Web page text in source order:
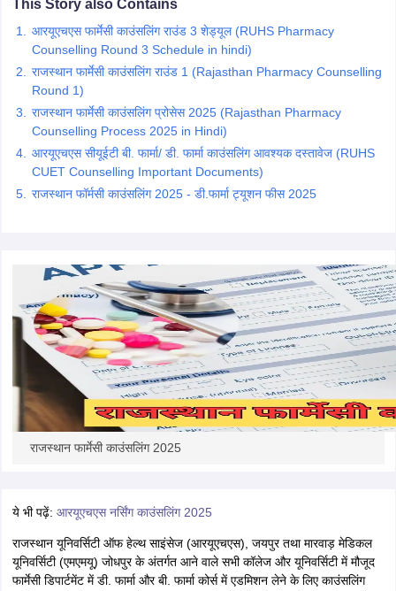
This Story also Contains
आरयूएचएस फार्मेसी काउंसलिंग राउंड 3 शेड्यूल (RUHS Pharmacy
Counselling Round 3 Schedule in hindi)
राजस्थान फार्मेसी काउंसलिंग राउंड 1 (Rajasthan Pharmacy Counselling
Round 1)
राजस्थान फार्मेसी काउंसलिंग प्रोसेस 2025 (Rajasthan Pharmacy
Counselling Process 2025 in Hindi)
आरयूएचएस सीयूईटी बी. फार्मा/ डी. फार्मा काउंसलिंग आवश्यक दस्तावेज (RUHS
CUET Counselling Important Documents)
राजस्थान फॉर्मसी काउंसलिंग 2025 - डी.फार्मा ट्यूशन फीस 2025
राजस्थान फार्मेसी काउंसलिंग 2025
ये भी पढ़ें: आरयूएचएस नर्सिंग काउंसलिंग 2025
राजस्थान यूनिवर्सिटी ऑफ हेल्थ साइंसेज (आरयूएचएस), जयपुर तथा मारवाड़ मेडिकल
यूनिवर्सिटी (एमएमयू) जोधपुर के अंतर्गत आने वाले सभी कॉलेज और यूनिवर्सिटी में मौजूद
फार्मेसी डिपार्टमेंट में डी. फार्मा और बी. फार्मा कोर्स में एडमिशन लेने के लिए काउंसलिंग